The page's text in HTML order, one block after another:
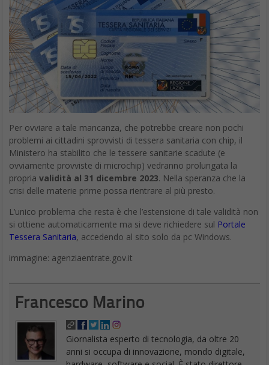
Per ovviare a tale mancanza, che potrebbe creare non pochi
problemi ai cittadini sprovvisti di tessera sanitaria con chip, il
Ministero ha stabilito che le tessere sanitarie scadute (e
ovviamente provviste di microchip) vedranno prolungata la
propria validità al 31 dicembre 2023. Nella speranza che la
crisi delle materie prime possa rientrare al più presto.
L’unico problema che resta è che l’estensione di tale validità non
si ottiene automaticamente ma si deve richiedere sul Portale
Tessera Sanitaria, accedendo al sito solo da pc Windows.
immagine: agenziaentrate.gov.it
Francesco Marino
Giornalista esperto di tecnologia, da oltre 20
anni si occupa di innovazione, mondo digitale,